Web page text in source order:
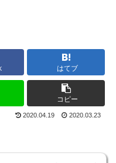
はてブ
コピー
2020.04.19 2020.03.23